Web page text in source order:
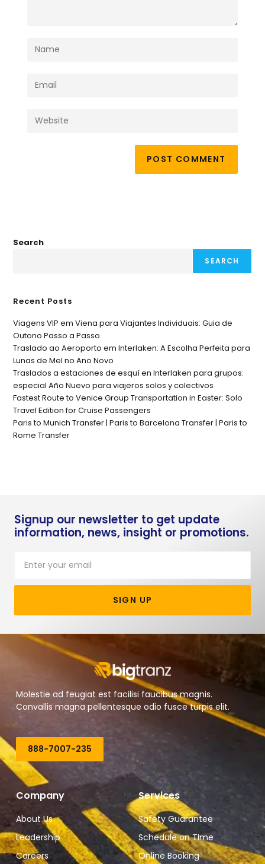
Search
SEARCH
Recent Posts
Viagens VIP em Viena para Viajantes Individuais: Guia de
Outono Passo a Passo
Traslado ao Aeroporto em Interlaken: A Escolha Perfeita para
Lunas de Mel no Ano Novo
Traslados a estaciones de esquí en Interlaken para grupos:
especial Año Nuevo para viajeros solos y colectivos
Fastest Route to Venice Group Transportation in Easter: Solo
Travel Edition for Cruise Passengers
Paris to Munich Transfer | Paris to Barcelona Transfer | Paris to
Rome Transfer
Signup our newsletter to get update
information, news, insight or promotions.
SIGN UP
Molestie ad feugiat est facilisi faucibus magnis.
Convallis magna pellentesque odio fusce turpis elit.
888-7007-235
Company
About Us
Leadership
Careers
Services
Safety Guarantee
Schedule on TIme
Online Booking